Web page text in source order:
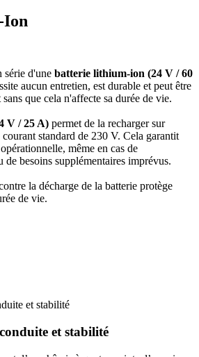
Ion
série d'une batterie lithium-ion (24 V / 60
aucun entretien, est durable et peut être
que cela n'affecte sa durée de vie.
V / 25 A) permet de la recharger sur
standard de 230 V. Cela garantit
même en cas de
de besoins supplémentaires imprévus.
la décharge de la batterie protège
de vie.
et stabilité